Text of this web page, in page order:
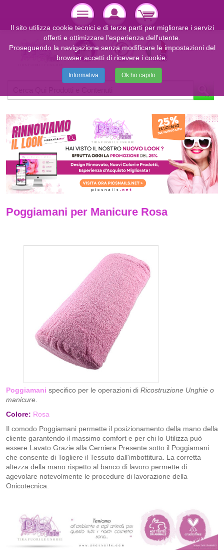
Poggiamani per Manicure Rosa
Poggiamani specifico per le operazioni di Ricostruzione Unghie o
manicure
Colore: Rosa
Il comodo Poggiamani permette il posizionamento della mano della
cliente garantendo il massimo comfort e per chi lo Utilizza può
essere Lavato Grazie alla Cerniera Presente sotto il Poggiamani
che consente di Togliere il Tessuto dall'imbottitura. La corretta
altezza della mano rispetto al banco di lavoro permette di
agevolare notevolmente le procedure di lavorazione della
Onicotecnica.
Il sito utilizza cookie tecnici e di terze parti per migliorare i servizi
offerti e ottimizzare l'esperienza dell'utente.
Proseguendo la navigazione senza modificare le impostazioni del
browser accetti di ricevere i cookie.
Informativa Ok ho capito